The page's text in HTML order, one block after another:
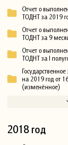
Отчет о
ТОДНТ за 2019
Отчет о
ТОДНТ за 9
Отчет о
ТОДНТ за I
на 2019 год от
(изменённое)
2018 год